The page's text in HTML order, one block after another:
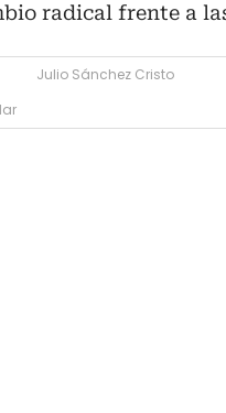
radical frente a
Julio Sánchez Cristo